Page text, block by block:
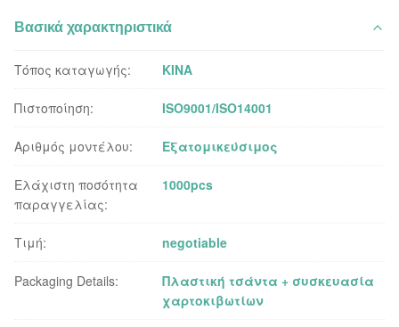
Βασικά χαρακτηριστικά
Τόπος καταγωγής: ΚΙΝΑ
Πιστοποίηση: ISO9001/ISO14001
Αριθμός μοντέλου: Εξατομικεύσιμος
Ελάχιστη ποσότητα
παραγγελίας:
1000pcs
Τιμή: negotiable
Packaging Details:
Πλαστική τσάντα + συσκευασία
χαρτοκιβωτίων